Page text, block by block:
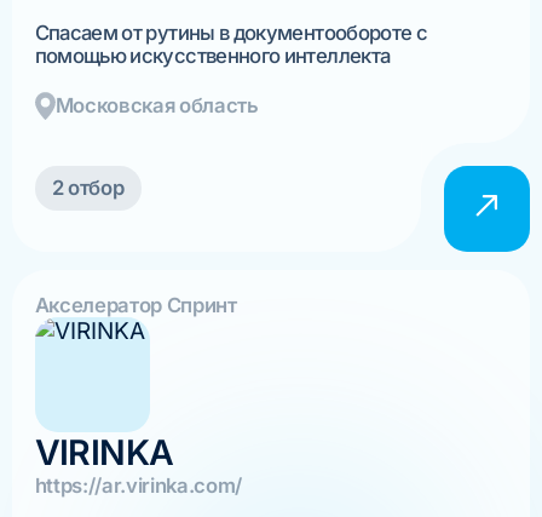
Спасаем от рутины в документообороте с
помощью искусственного интеллекта
Московская область
2 отбор
Акселератор Спринт
VIRINKA
https://ar.virinka.com/